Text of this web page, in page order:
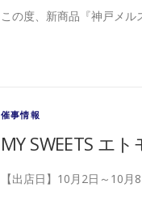
この度、新商品『神戸メ
催事情報
MY SWEETS エ
【出店日】10月2日～10